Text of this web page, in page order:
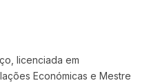
licenciada em
Económicas e Mestre